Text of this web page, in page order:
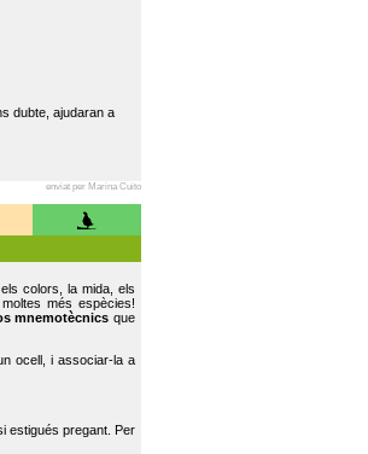
dubte, ajudaran a
enviat per Marina Cuito
colors, la mida, els
més espècies!
mnemotècnics que
ocell, i associar-la a
estigués pregant. Per